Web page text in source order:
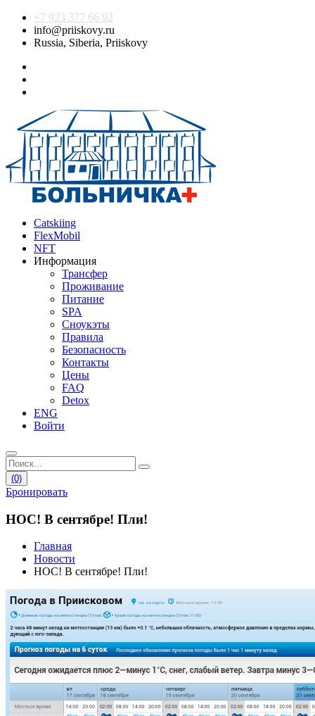
+7 923 377 66 92
info@priiskovy.ru
Russia, Siberia, Priiskovy
Catskiing
FlexMobil
NFT
Информация
Трансфер
Проживание
Питание
SPA
Сноукэты
Правила
Безопасность
Контакты
Цены
FAQ
Detox
ENG
Войти
(0)
Бронировать
НОС! В сентябре! Пли!
Главная
Новости
НОС! В сентябре! Пли!